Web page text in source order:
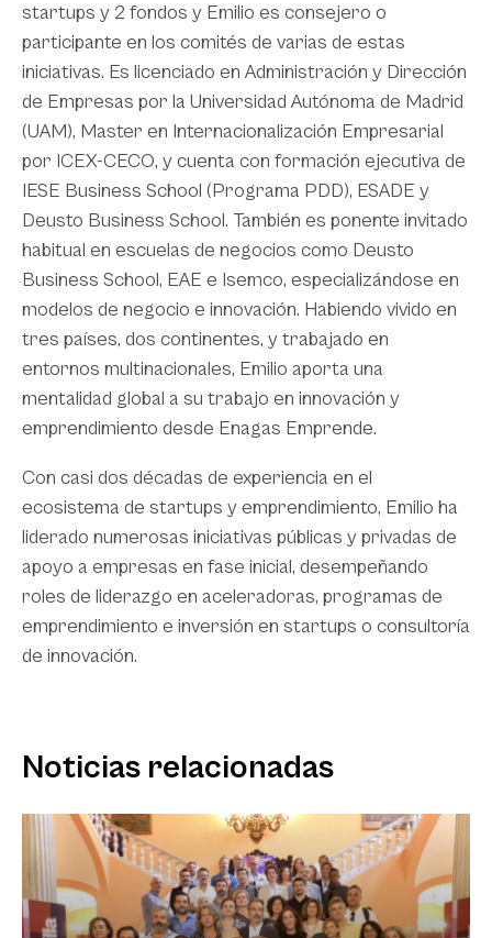
startups y 2 fondos y Emilio es consejero o
participante en los comités de varias de estas
iniciativas. Es licenciado en Administración y Dirección
de Empresas por la Universidad Autónoma de Madrid
(UAM), Master en Internacionalización Empresarial
por ICEX-CECO, y cuenta con formación ejecutiva de
IESE Business School (Programa PDD), ESADE y
Deusto Business School. También es ponente invitado
habitual en escuelas de negocios como Deusto
Business School, EAE e Isemco, especializándose en
modelos de negocio e innovación. Habiendo vivido en
tres países, dos continentes, y trabajado en
entornos multinacionales, Emilio aporta una
mentalidad global a su trabajo en innovación y
emprendimiento desde Enagas Emprende.
Con casi dos décadas de experiencia en el
ecosistema de startups y emprendimiento, Emilio ha
liderado numerosas iniciativas públicas y privadas de
apoyo a empresas en fase inicial, desempeñando
roles de liderazgo en aceleradoras, programas de
emprendimiento e inversión en startups o consultoría
de innovación.
Noticias relacionadas